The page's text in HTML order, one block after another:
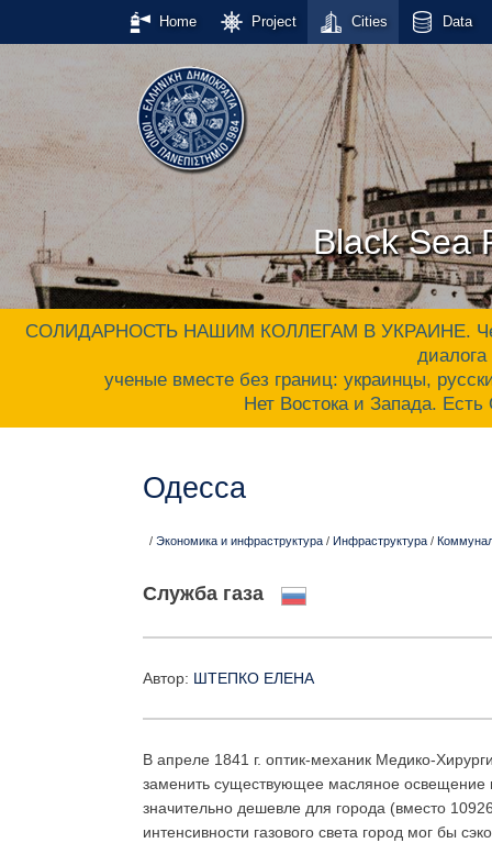
Home Project Cities Data
Black Sea
СОЛИДАРНОСТЬ НАШИМ КОЛЛЕГАМ В УКРАИНЕ.
ученые вместе без границ: украинцы,
Нет Востока и Запада.
Одесса
/ Экономика и инфраструктура / Инфраструктура /
Служба газа
Aвтор: ШТЕПКО ЕЛЕНА
В апреле 1841 г. оптик-механик Медико-
заменить существующее масляное освещение
значительно дешевле для города (вместо
интенсивности газового света город мог бы